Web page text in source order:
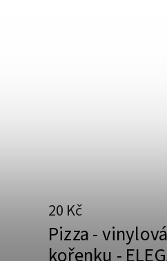
Pizza -
20 Kč